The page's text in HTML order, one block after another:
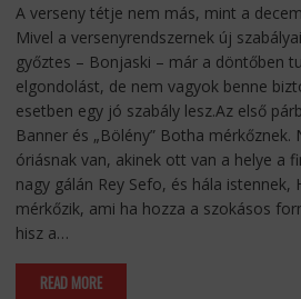
A verseny tétje nem más, mint a
Mivel a versenyrendszernek új
győztes – Bonjaski – már a döntőben
elgondolást, de nem vagyok benne
esetben egy jó szabály lesz.Az első
Banner és „Bölény” Botha mérkőznek.
óriásnak van, akinek ott van a helye a
nagy gálán Rey Sefo, és hála istennek,
mérkőzik, ami ha hozza a szokásos
hisz a…
READ MORE